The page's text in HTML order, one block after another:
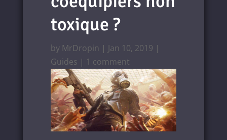
toxique ?
by MrDropin | Jan 10, 2019 |
Guides | 1 comment